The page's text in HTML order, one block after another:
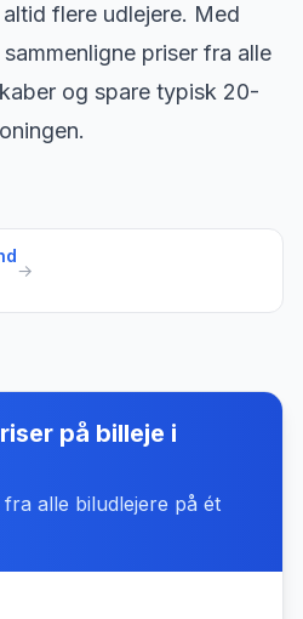
flere udlejere. Med
priser fra alle
og spare typisk 20-
→
på billeje i
alle biludlejere på ét